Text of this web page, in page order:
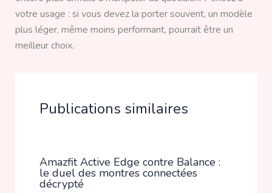
votre usage : si vous devez la porter souvent, un modèle
plus léger, même moins performant, pourrait être un
meilleur choix.
Publications similaires
Amazfit Active Edge contre Balance :
le duel des montres connectées
décrypté